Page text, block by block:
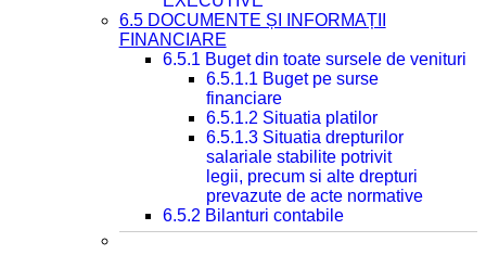
6.5 DOCUMENTE ȘI INFORMAȚII
FINANCIARE
6.5.1 Buget din toate sursele de venituri
6.5.1.1 Buget pe surse
financiare
6.5.1.2 Situatia platilor
6.5.1.3 Situatia drepturilor
salariale stabilite potrivit
legii, precum si alte drepturi
prevazute de acte normative
6.5.2 Bilanturi contabile